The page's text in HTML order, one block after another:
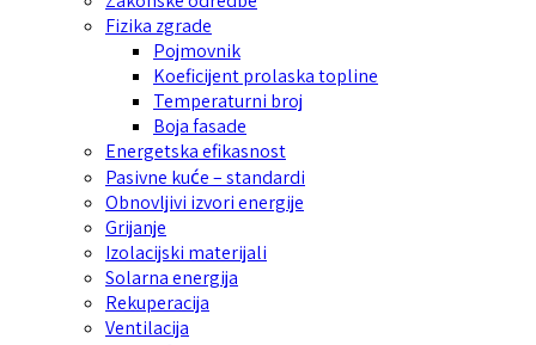
Fizika zgrade
Pojmovnik
Koeficijent prolaska topline
Temperaturni broj
Boja fasade
Energetska efikasnost
Pasivne kuće – standardi
Obnovljivi izvori energije
Grijanje
Izolacijski materijali
Solarna energija
Rekuperacija
Ventilacija